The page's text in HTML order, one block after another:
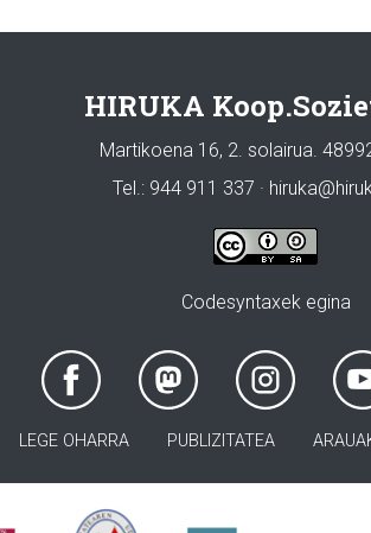
HIRUKA
Martikoena 16, 2. solairua.
Tel.: 944 911 337 ·
Codesyntaxek egina
LEGE OHARRA PUBLIZITATEA